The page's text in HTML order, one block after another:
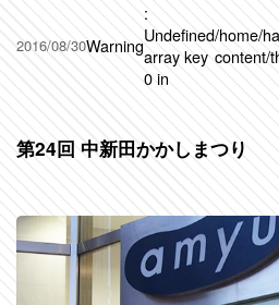
2016/08/30Warning
:
Undefined
array key
0 in
/home/
content/
第24回 中新田かかしまつり